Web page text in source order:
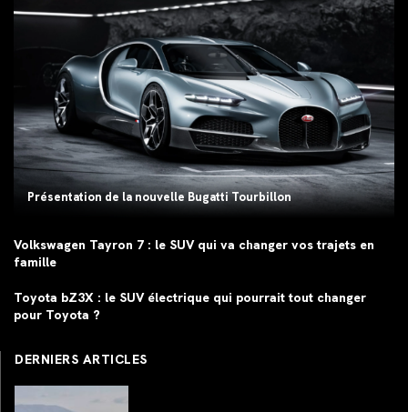
Présentation de la nouvelle Bugatti Tourbillon
Volkswagen Tayron 7 : le SUV qui va changer vos trajets en
famille
Toyota bZ3X : le SUV électrique qui pourrait tout changer
pour Toyota ?
DERNIERS ARTICLES